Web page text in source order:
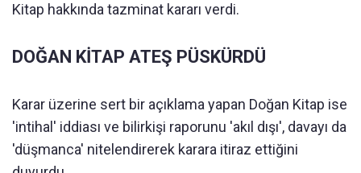
Kitap hakkında tazminat kararı verdi.
DOĞAN KİTAP ATEŞ PÜSKÜRDÜ
Karar üzerine sert bir açıklama yapan Doğan Kitap ise
'intihal' iddiası ve bilirkişi raporunu 'akıl dışı', davayı da
'düşmanca' nitelendirerek karara itiraz ettiğini